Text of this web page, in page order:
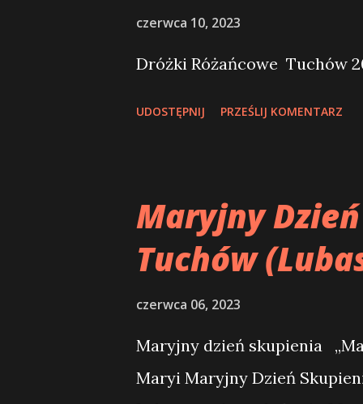
świata, Na Matczynych
znękanej słodkie pocieszenie.
czerwca 10, 2023
Dróżki Różańcowe Tuchów
UDOSTĘPNIJ PRZEŚLIJ KOMENTARZ
Maryjny
Tuchów
czerwca 06, 2023
Maryjny dzień skupienia
Maryi Maryjny Dzień